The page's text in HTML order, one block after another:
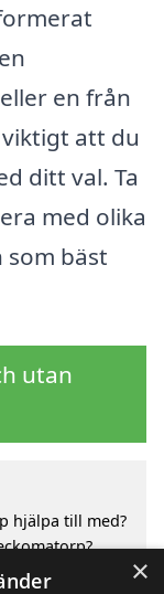
eller en från
att du
ditt val. Ta
med olika
bäst
utan
hjälpa till med?
×